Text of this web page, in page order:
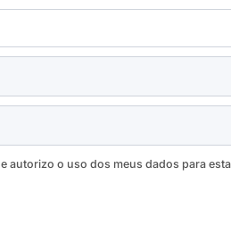
e autorizo o uso dos meus dados para